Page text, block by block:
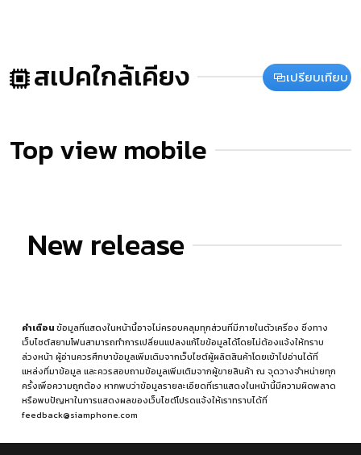
สเปคใกล้เคียง เปรียบเทียบ
Top view mobile
New release
คำเตือนข้อมูลที่แสดงในหน้านี้อาจไม่ครอบคลุมทุกส่วนที่มีภายในตัวเครื่อง ซึ่งทาง
เว็บไซต์สยามโฟนสามารถทำการเปลี่ยนแปลงแก้ไขข้อมูลได้โดยไม่ต้องแจ้งให้ทราบ
ล่วงหน้า ผู้อ่านควรศึกษาข้อมูลเพิ่มเติมจากเว็บไซต์ผู้ผลิตสินค้าโดยเข้าไปอ่านได้ที่
แหล่งที่มาข้อมูล และควรสอบถามข้อมูลเพิ่มเติมจากผู้ขายสินค้า ณ จุดวางจำหน่ายทุก
ครั้งเพื่อความถูกต้อง หากพบว่าข้อมูลรายละเอียดที่เราแสดงในหน้านี้มีความผิดพลาด
หรือพบปัญหาในการแสดงผลของเว็บไซต์โปรดแจ้งให้เราทราบได้ที่
feedback@siamphone.com